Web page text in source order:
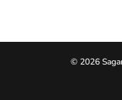
© 2026